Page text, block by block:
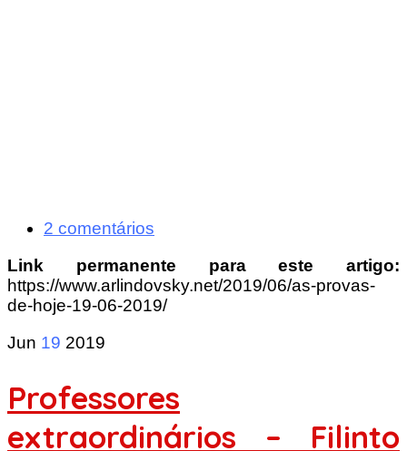
2 comentários
Link permanente para este artigo:
https://www.arlindovsky.net/2019/06/as-provas-
de-hoje-19-06-2019/
Jun 19 2019
Professores
extraordinários – Filinto